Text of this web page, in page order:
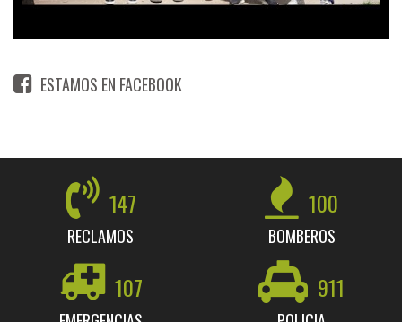
ESTAMOS EN FACEBOOK
147
RECLAMOS
100
BOMBEROS
107 911